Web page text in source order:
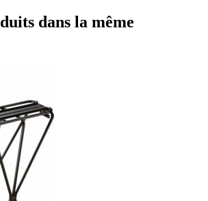
dans la même